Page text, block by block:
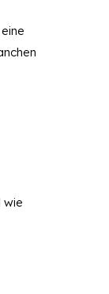
wie